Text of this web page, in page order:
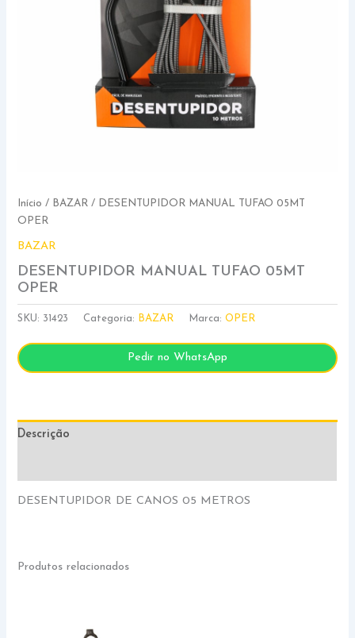
Início / BAZAR / DESENTUPIDOR MANUAL TUFAO 05MT
OPER
BAZAR
DESENTUPIDOR MANUAL TUFAO 05MT
OPER
SKU: 31423 Categoria: BAZAR Marca:OPER
Pedir no WhatsApp
Descrição
DESENTUPIDOR DE CANOS 05 METROS
Produtos relacionados